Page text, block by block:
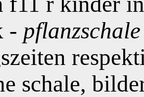
-
schale,